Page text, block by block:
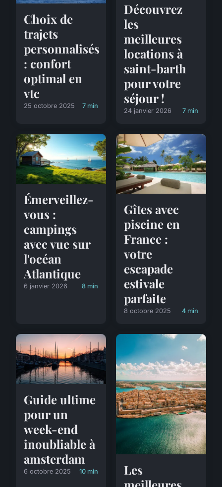
Choix de
trajets
personnalisés
: confort
optimal en
vtc
25 octobre 2025 7 min
Découvrez
les
meilleures
locations à
saint-barth
pour votre
séjour !
24 janvier 2026 7 min
Émerveillez-
vous :
campings
avec vue sur
l'océan
Atlantique
6 janvier 2026 8 min
Gîtes avec
piscine en
France :
votre
escapade
estivale
parfaite
8 octobre 2025 4 min
Guide ultime
pour un
week-end
inoubliable à
amsterdam
6 octobre 2025 10 min
Les